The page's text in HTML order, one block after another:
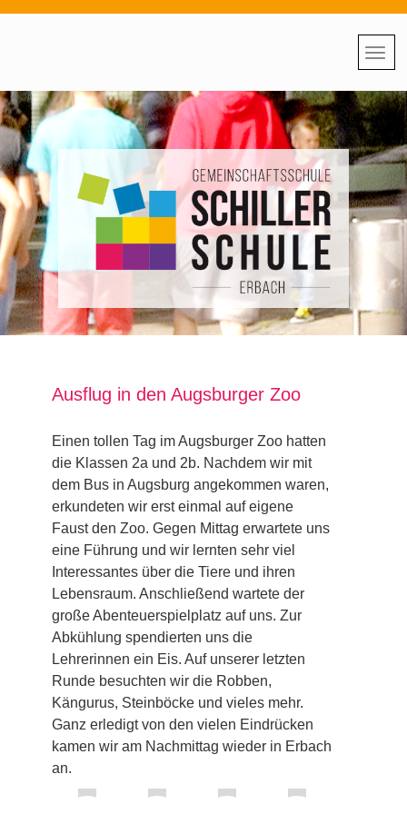
Ausflug in den Augsburger Zoo
Einen tollen Tag im Augsburger Zoo hatten
die Klassen 2a und 2b. Nachdem wir mit
dem Bus in Augsburg angekommen waren,
erkundeten wir erst einmal auf eigene
Faust den Zoo. Gegen Mittag erwartete uns
eine Führung und wir lernten sehr viel
Interessantes über die Tiere und ihren
Lebensraum. Anschließend wartete der
große Abenteuerspielplatz auf uns. Zur
Abkühlung spendierten uns die
Lehrerinnen ein Eis. Auf unserer letzten
Runde besuchten wir die Robben,
Kängurus, Steinböcke und vieles mehr.
Ganz erledigt von den vielen Eindrücken
kamen wir am Nachmittag wieder in Erbach
an.